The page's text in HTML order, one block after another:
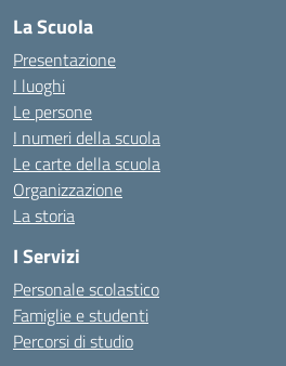
La Scuola
Presentazione
I luoghi
Le persone
I numeri della scuola
Le carte della scuola
Organizzazione
La storia
I Servizi
Personale scolastico
Famiglie e studenti
Percorsi di studio